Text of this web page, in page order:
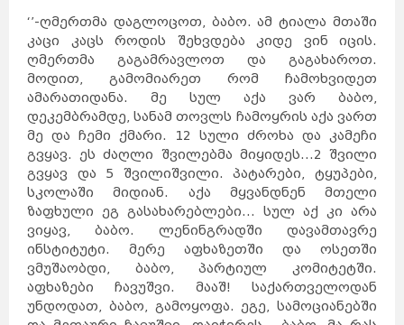
‘’-ღმერთმა დაგლოცოთ, ბაბო. ამ ტიალა მთაში
კაცი კაცს როდის შეხვდება კიდე ვინ იცის.
ღმერთმა გაგამრავლოთ და გაგახაროთ.
მოდით, გამომიარეთ რომ ჩამოხვიდეთ
ამარათიდანა. მე სულ აქა ვარ ბაბო,
დეკემბრამდე, სანამ თოვლს ჩამოყრის აქა ვართ
მე და ჩემი ქმარი. 12 სული ძროხა და კამეჩი
გვყავ. ეს ძაღლი შვილებმა მიყიდეს…2 შვილი
გვყავ და 5 შვილიშვილი. პატარები, ტყუპები,
სკოლაში მიდიან. აქა მყვანდნენ მთელი
ზაფხული ეგ გასახარებლები… სულ აქ კი არა
ვიყავ, ბაბო. ლენინგრადში დავამთავრე
ინსტიტუტი. მერე აფხაზეთში და ოსეთში
ვმუშაობდი, ბაბო, პარტიულ კომიტეტში.
აფხაზები ჩავუშვი. მააშ! საქართველოდან
უნდოდათ, ბაბო, გამოყოფა. ეგე, სამოციანებში